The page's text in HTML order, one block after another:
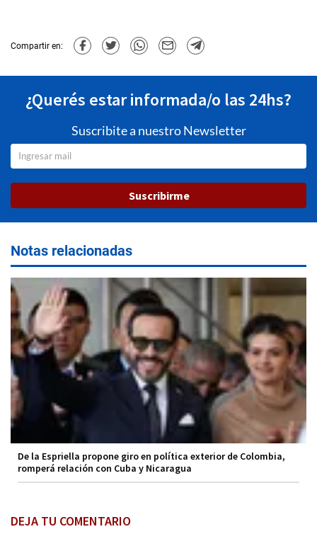
Compartir en:
¿Querés estar informada/o las 24hs?
Suscribite a nuestro Newsletter
Suscribirme
Notas relacionadas
De la Espriella propone giro en política exterior de Colombia,
romperá relación con Cuba y Nicaragua
DEJA TU COMENTARIO